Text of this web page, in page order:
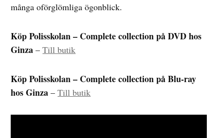
många oförglömliga ögonblick.
Köp Polisskolan – Complete collection på DVD hos
Ginza –Till butik
Köp Polisskolan – Complete collection på Blu-ray
hos Ginza –Till butik